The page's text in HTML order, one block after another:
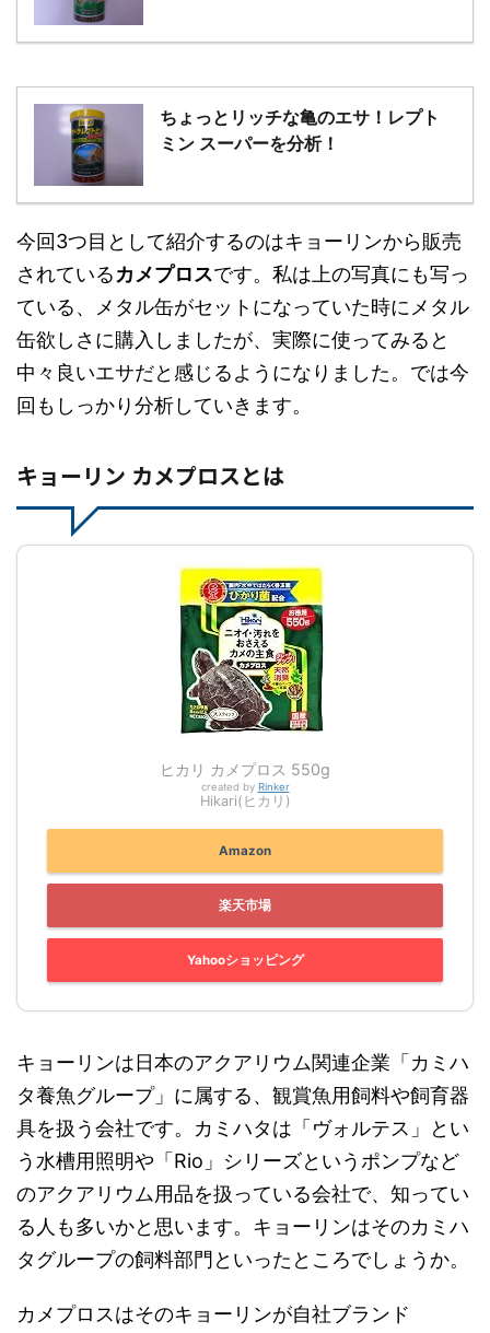
ちょっとリッチな亀のエサ！レプト
ミン スーパーを分析！
今回3つ目として紹介するのはキョーリンから販売
されているカメプロスです。私は上の写真にも写っ
ている、メタル缶がセットになっていた時にメタル
缶欲しさに購入しましたが、実際に使ってみると
中々良いエサだと感じるようになりました。では今
回もしっかり分析していきます。
キョーリン カメプロスとは
ヒカリ カメプロス 550g
created by Rinker
Hikari(ヒカリ)
Amazon
楽天市場
Yahooショッピング
キョーリンは日本のアクアリウム関連企業「カミハ
タ養魚グループ」に属する、観賞魚用飼料や飼育器
具を扱う会社です。カミハタは「ヴォルテス」とい
う水槽用照明や「Rio」シリーズというポンプなど
のアクアリウム用品を扱っている会社で、知ってい
る人も多いかと思います。キョーリンはそのカミハ
タグループの飼料部門といったところでしょうか。
カメプロスはそのキョーリンが自社ブランド